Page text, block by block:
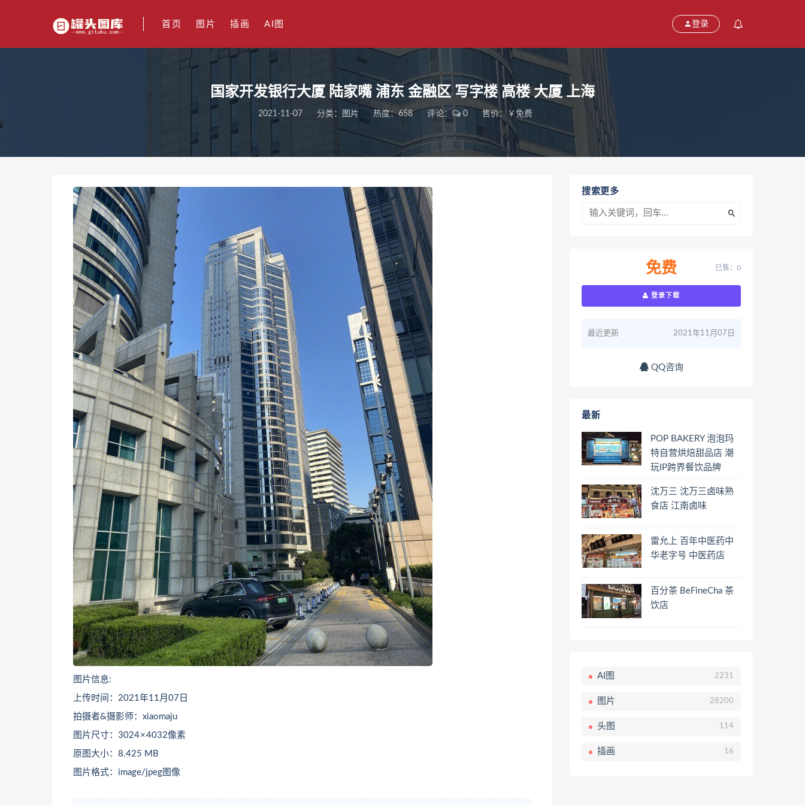
首页 图片 插画 AI图 登录
国家开发银行大厦 陆家嘴 浦东 金融区 写字楼 高楼 大厦 上海
2021-11-07 分类： 图片 热度：658 评论： 0 售价：￥免费
图片信息:
上传时间：2021年11月07日
拍摄者&摄影师：xiaomaju
图片尺寸：3024 × 4032像素
原图大小：8.425 MB
图片格式：image/jpeg图像
搜索更多
免费 已售：0
登录下载
最近更新 2021年11月07日
QQ咨询
最新
POP BAKERY 泡泡玛
特自营烘焙甜品店 潮
玩IP跨界餐饮品牌
沈万三 沈万三卤味熟
食店 江南卤味
雷允上 百年中医药中
华老字号 中医药店
百分茶 BeFineCha 茶
饮店
AI图 2231
图片 28200
头图 114
插画 16